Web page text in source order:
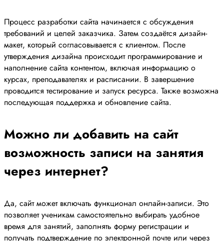
Процесс разработки сайта начинается с обсуждения
требований и целей заказчика. Затем создаётся дизайн-
макет, который согласовывается с клиентом. После
утверждения дизайна происходит программирование и
наполнение сайта контентом, включая информацию о
курсах, преподавателях и расписании. В завершение
проводится тестирование и запуск ресурса. Также возможна
последующая поддержка и обновление сайта.
Можно ли добавить на сайт
возможность записи на занятия
через интернет?
Да, сайт может включать функционал онлайн-записи. Это
позволяет ученикам самостоятельно выбирать удобное
время для занятий, заполнять форму регистрации и
получать подтверждение по электронной почте или через